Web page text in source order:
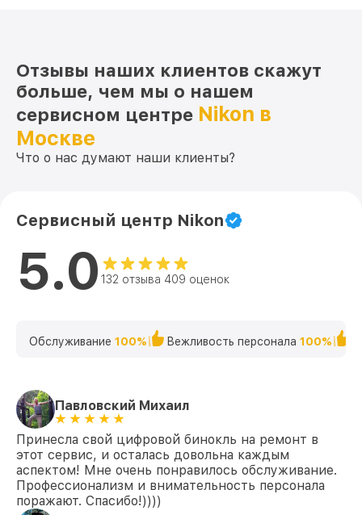
Отзывы наших клиентов скажут
больше, чем мы о нашем
сервисном центре Nikon в
Москве
Что о нас думают наши клиенты?
Сервисный центр Nikon
5.0 132 отзыва 409 оценок
Обслуживание 100% Вежливость персонала 100%
Павловский Михаил
Принесла свой цифровой бинокль на ремонт в
этот сервис, и осталась довольна каждым
аспектом! Мне очень понравилось обслуживание.
Профессионализм и внимательность персонала
поражают. Спасибо!))))